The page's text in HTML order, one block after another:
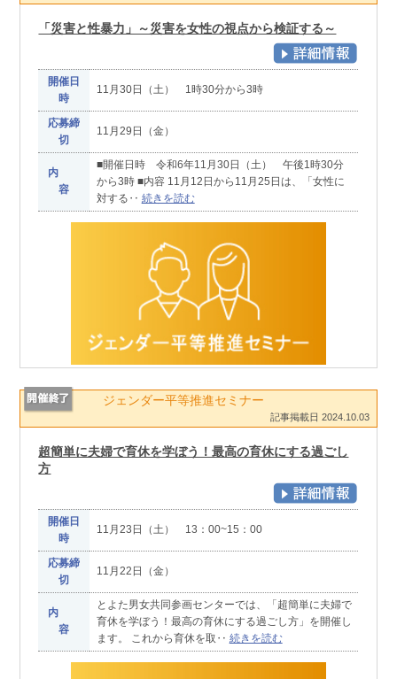
「災害と性暴力」～災害を女性の視点から検証する～
開催日
時
11月30日（土） 1時30分から3時
応募締
切
11月29日（金）
内
容
■開催日時 令和6年11月30日（土） 午後1時30分
から3時 ■内容 11月12日から11月25日は、「女性に
対する‥ 続きを読む
ジェンダー平等推進セミナー
記事掲載日 2024.10.03
超簡単に夫婦で育休を学ぼう！最高の育休にする過ごし
方
開催日
時
11月23日（土） 13：00~15：00
応募締
切
11月22日（金）
内
容
とよた男女共同参画センターでは、「超簡単に夫婦で
育休を学ぼう！最高の育休にする過ごし方」を開催し
ます。 これから育休を取‥ 続きを読む